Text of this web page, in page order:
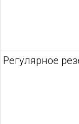
Регулярное